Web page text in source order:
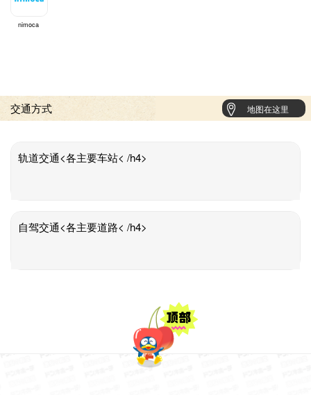
nimoca
交通方式 地图在这里
轨道交通<各主要车站< /h4>
自驾交通<各主要道路< /h4>